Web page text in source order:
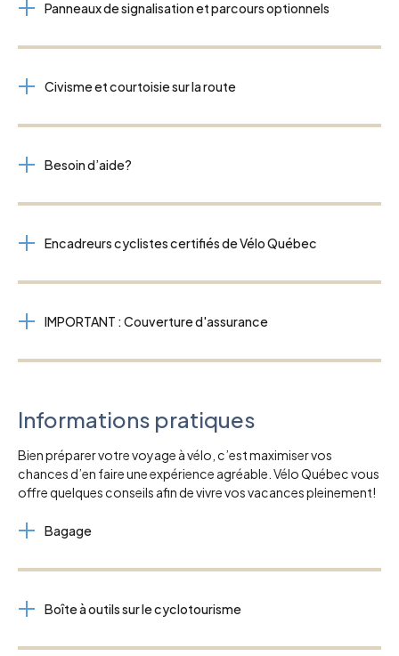
Panneaux de signalisation et parcours optionnels
Civisme et courtoisie sur la route
Besoin d’aide?
Encadreurs cyclistes certifiés de Vélo Québec
IMPORTANT : Couverture d'assurance
Informations pratiques
Bien préparer votre voyage à vélo, c’est maximiser vos
chances d’en faire une expérience agréable. Vélo Québec vous
offre quelques conseils afin de vivre vos vacances pleinement!
Bagage
Boîte à outils sur le cyclotourisme